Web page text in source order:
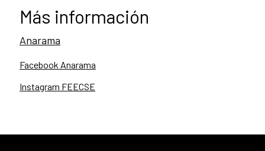
Más información
Anarama
Facebook Anarama
Instagram FEECSE